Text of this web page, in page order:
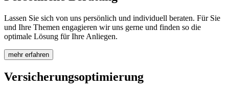
Lassen Sie sich von uns persönlich und individuell beraten. Für Sie
und Ihre Themen engagieren wir uns gerne und finden so die
optimale Lösung für Ihre Anliegen.
mehr erfahren
Versicherungsoptimierung